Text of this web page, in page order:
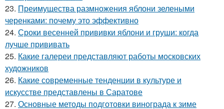
23. Преимущества размножения яблони зелеными
черенками: почему это эффективно
24. Сроки весенней прививки яблони и груши: когда
лучше прививать
25. Какие галереи представляют работы московских
художников
26. Какие современные тенденции в культуре и
искусстве представлены в Саратове
27. Основные методы подготовки винограда к зиме